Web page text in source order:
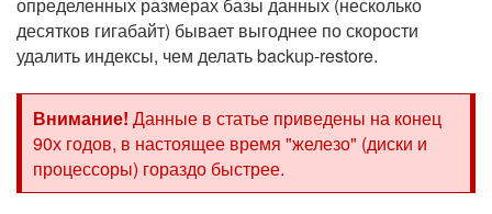
десятков гигабайт) бывает выгоднее по скорости
удалить индексы, чем делать backup-restore.
Внимание! Данные в статье приведены на конец
90х годов, в настоящее время "железо" (диски и
процессоры) гораздо быстрее.